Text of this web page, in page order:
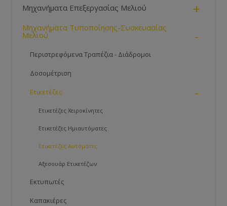
Μηχανήματα Επεξεργασίας Μελιού +
Μηχανήματα Τυποποίησης-Συσκευασίας
Μελιού -
Περιστρεφόμενα Τραπέζια - Διάδρομοι
Δοσομέτριση
Ετικετέζες -
Ετικετέζες Χειροκίνητες
Ετικετέζες Ημιαυτόματες
Ετικετέζες Αυτόματες
Αξεσουάρ Ετικετέζων
Εκτυπωτές
Καπακιέρες